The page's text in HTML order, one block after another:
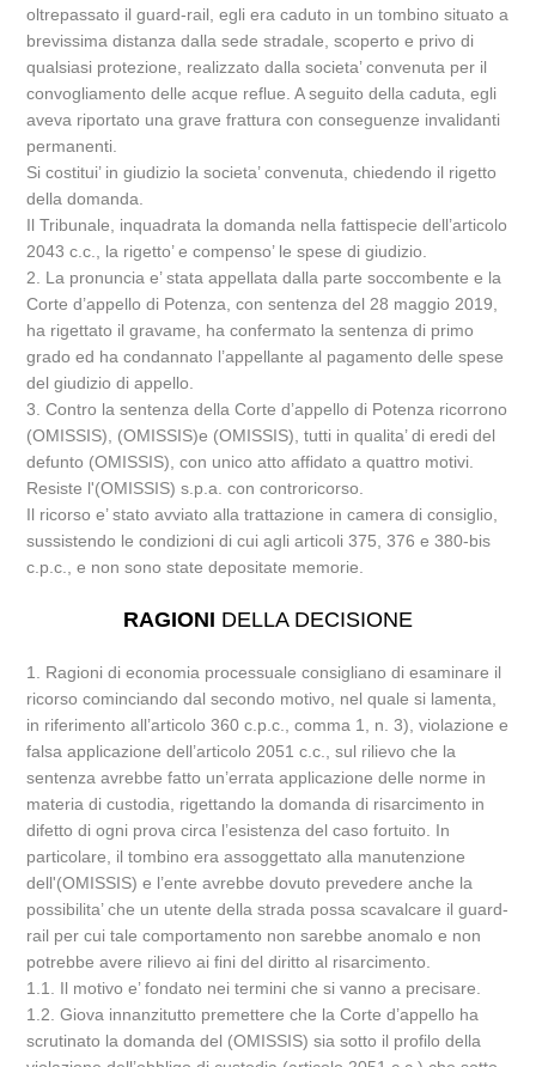
oltrepassato il guard-rail, egli era caduto in un tombino situato a
brevissima distanza dalla sede stradale, scoperto e privo di
qualsiasi protezione, realizzato dalla societa’ convenuta per il
convogliamento delle acque reflue. A seguito della caduta, egli
aveva riportato una grave frattura con conseguenze invalidanti
permanenti.
Si costitui’ in giudizio la societa’ convenuta, chiedendo il rigetto
della domanda.
Il Tribunale, inquadrata la domanda nella fattispecie dell’articolo
2043 c.c., la rigetto’ e compenso’ le spese di giudizio.
2. La pronuncia e’ stata appellata dalla parte soccombente e la
Corte d’appello di Potenza, con sentenza del 28 maggio 2019,
ha rigettato il gravame, ha confermato la sentenza di primo
grado ed ha condannato l’appellante al pagamento delle spese
del giudizio di appello.
3. Contro la sentenza della Corte d’appello di Potenza ricorrono
(OMISSIS), (OMISSIS)e (OMISSIS), tutti in qualita’ di eredi del
defunto (OMISSIS), con unico atto affidato a quattro motivi.
Resiste l'(OMISSIS) s.p.a. con controricorso.
Il ricorso e’ stato avviato alla trattazione in camera di consiglio,
sussistendo le condizioni di cui agli articoli 375, 376 e 380-bis
c.p.c., e non sono state depositate memorie.
RAGIONI DELLA DECISIONE
1. Ragioni di economia processuale consigliano di esaminare il
ricorso cominciando dal secondo motivo, nel quale si lamenta,
in riferimento all’articolo 360 c.p.c., comma 1, n. 3), violazione e
falsa applicazione dell’articolo 2051 c.c., sul rilievo che la
sentenza avrebbe fatto un’errata applicazione delle norme in
materia di custodia, rigettando la domanda di risarcimento in
difetto di ogni prova circa l’esistenza del caso fortuito. In
particolare, il tombino era assoggettato alla manutenzione
dell'(OMISSIS) e l’ente avrebbe dovuto prevedere anche la
possibilita’ che un utente della strada possa scavalcare il guard-
rail per cui tale comportamento non sarebbe anomalo e non
potrebbe avere rilievo ai fini del diritto al risarcimento.
1.1. Il motivo e’ fondato nei termini che si vanno a precisare.
1.2. Giova innanzitutto premettere che la Corte d’appello ha
scrutinato la domanda del (OMISSIS) sia sotto il profilo della